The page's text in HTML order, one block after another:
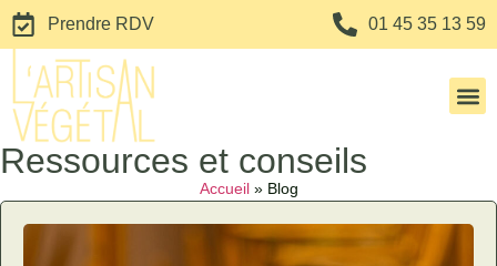
Prendre RDV 01 45 35 13 59
Ressources et conseils
Accueil » Blog